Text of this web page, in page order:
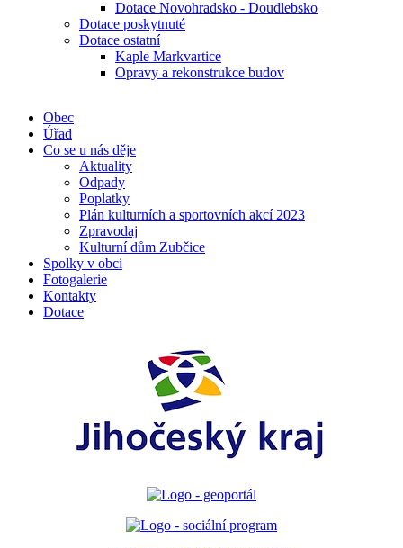
Dotace Novohradsko - Doudlebsko
Dotace poskytnuté
Dotace ostatní
Kaple Markvartice
Opravy a rekonstrukce budov
Obec
Úřad
Co se u nás děje
Aktuality
Odpady
Poplatky
Plán kulturních a sportovních akcí 2023
Zpravodaj
Kulturní dům Zubčice
Spolky v obci
Fotogalerie
Kontakty
Dotace